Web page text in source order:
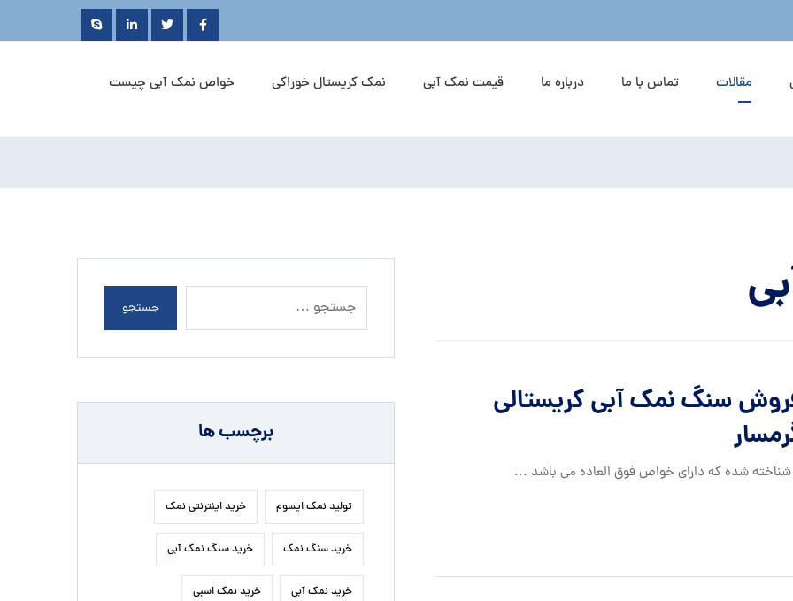
مقالات تماس با ما درباره ما قیمت نمک آبی نمک کریستال خوراکی خواص نمک آبی چیست
سنگ نمک آبی کریستالی
شده که دارای خواص فوق العاده می باشد ...
جستجو
برچسب ها
تولید نمک اپسوم خرید اینترنتی نمک
خرید سنگ نمک خرید سنگ نمک آبی
خرید نمک آبی خرید نمک اسبی